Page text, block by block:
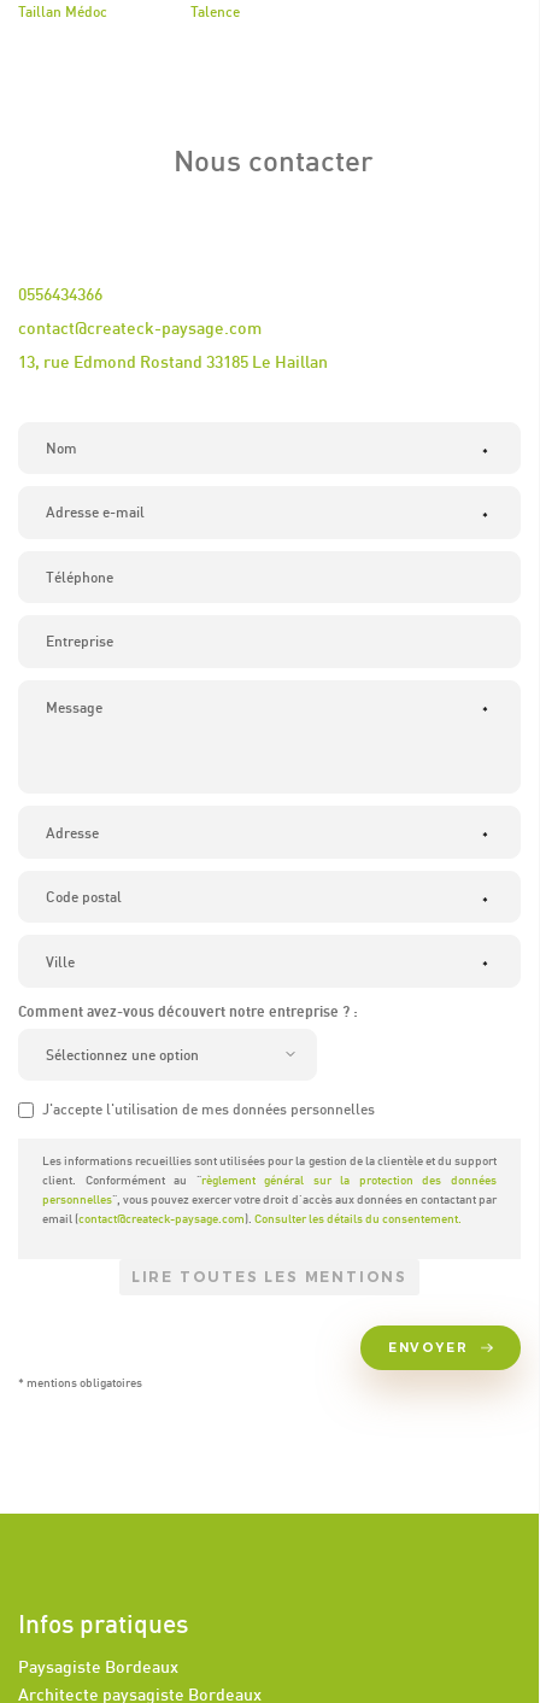
Taillan Médoc
Talence
Nous contacter
0556434366
contact@createck-paysage.com
13, rue Edmond Rostand 33185 Le Haillan
*
*
*
*
*
*
Comment avez-vous découvert notre entreprise ? :
J'accepte l'utilisation de mes données personnelles
Les informations recueillies sont utilisées pour la gestion de la clientèle et du support
client. Conformément au "règlement général sur la protection des données
personnelles", vous pouvez exercer votre droit d'accès aux données en contactant par
email (contact@createck-paysage.com ). Consulter les détails du consentement.
LIRE TOUTES LES MENTIONS
ENVOYER
* mentions obligatoires
Infos pratiques
Paysagiste Bordeaux
Architecte paysagiste Bordeaux